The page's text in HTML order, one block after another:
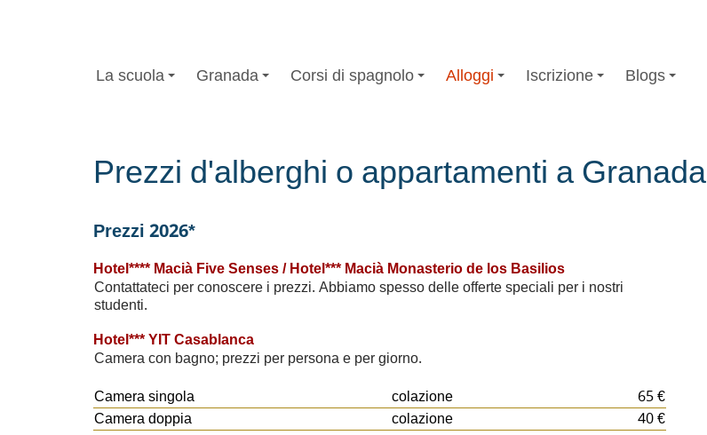
La scuola Granada Corsi di spagnolo Alloggi Iscrizione Blogs
Prezzi d'alberghi o appartamenti a Granada
Prezzi 2026*
Hotel**** Macià Five Senses / Hotel*** Macià Monasterio de los Basilios
Contattateci per conoscere i prezzi. Abbiamo spesso delle offerte speciali per i nostri
studenti.
Hotel*** YIT Casablanca
Camera con bagno; prezzi per persona e per giorno.
Camera singola
colazione 65 €
Camera doppia colazione
40 €